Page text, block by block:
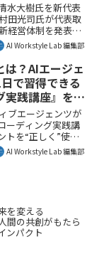
水大樹氏を新代表
田光司氏が代表取
経営体制を発表し
「特許×AI」領域
生成AI時代におけ
力構築を支援する
。AI Workstyle Lab
とAIの融合がビジ
たらすと見ていま
AI Workstyle Lab 編集部
は？AIエージェ
で習得できる
実践講座』を解
ブエージェンツが
ーディング実践講
トを“正しく”使い
スキルを1日で習得
ログラムです。本
な機会を提供しま
AI Workstyle Lab 編集部
を変える
間の共創がもたら
ンパクト